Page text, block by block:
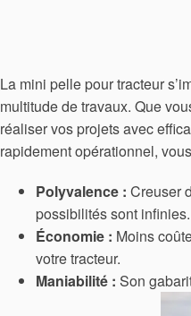
La mini pelle pour tracteur
multitude de travaux. Que
réaliser vos projets avec
rapidement opérationnel,
Polyvalence : Creuser
possibilités sont infinies.
Économie : Moins
votre tracteur.
Maniabilité : Son